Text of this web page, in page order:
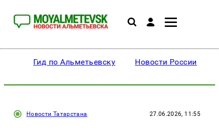
Гид по Альметьевску Новости России
Новости Татарстана 27.06.2026, 11:55